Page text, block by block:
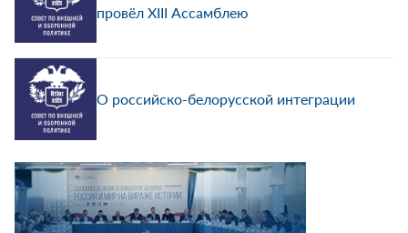
провёл ХIII Ассамблею
О российско-белорусской интеграции